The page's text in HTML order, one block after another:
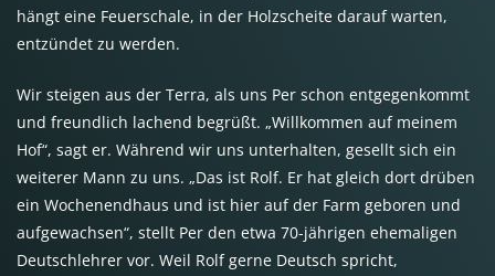
hängt eine Feuerschale, in der Holzscheite darauf warten,
entzündet zu werden.
Wir steigen aus der Terra, als uns Per schon entgegenkommt
und freundlich lachend begrüßt. „Willkommen auf meinem
Hof“, sagt er. Während wir uns unterhalten, gesellt sich ein
weiterer Mann zu uns. „Das ist Rolf. Er hat gleich dort drüben
ein Wochenendhaus und ist hier auf der Farm geboren und
aufgewachsen“, stellt Per den etwa 70-jährigen ehemaligen
Deutschlehrer vor. Weil Rolf gerne Deutsch spricht,